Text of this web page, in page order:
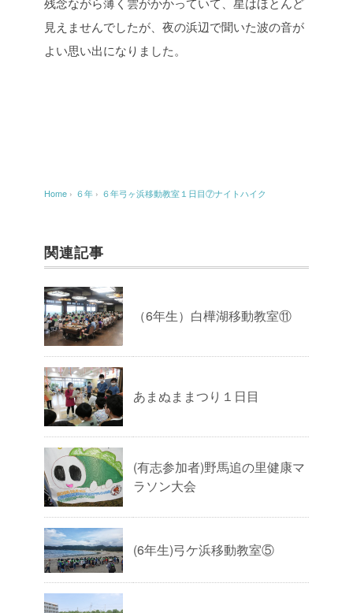
見えませんでしたが、夜の浜辺で聞いた波の音が
よい思い出になりました。
Home › ６年 › ６年弓ヶ浜移動教室１日目⑦ナイトハイク
関連記事
（6年生）白樺湖移動教室⑪
あまぬままつり１日目
(有志参加者)野馬追の里健康マ
ラソン大会
(6年生)弓ケ浜移動教室⑤